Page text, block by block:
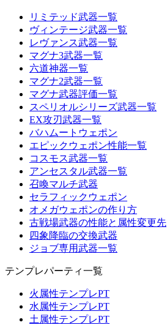
リミテッド武器一覧
ヴィンテージ武器一覧
レヴァンス武器一覧
マグナ3武器一覧
六道神器一覧
マグナ2武器一覧
マグナ武器評価一覧
スペリオルシリーズ武器一覧
EX攻刃武器一覧
バハムートウェポン
エピックウェポン性能一覧
コスモス武器一覧
アンセスタル武器一覧
召喚マルチ武器
セラフィックウェポン
オメガウェポンの作り方
古戦場武器の性能と属性変更先
四象降臨の交換武器
ジョブ専用武器一覧
テンプレパーティ一覧
火属性テンプレPT
水属性テンプレPT
土属性テンプレPT